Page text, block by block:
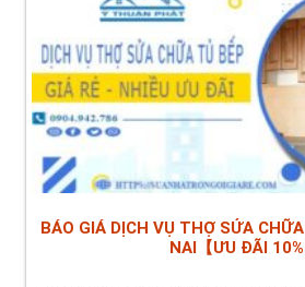
BÁO GIÁ DỊCH VỤ THỢ SỬA
NAI【ƯU ĐÃI 10%